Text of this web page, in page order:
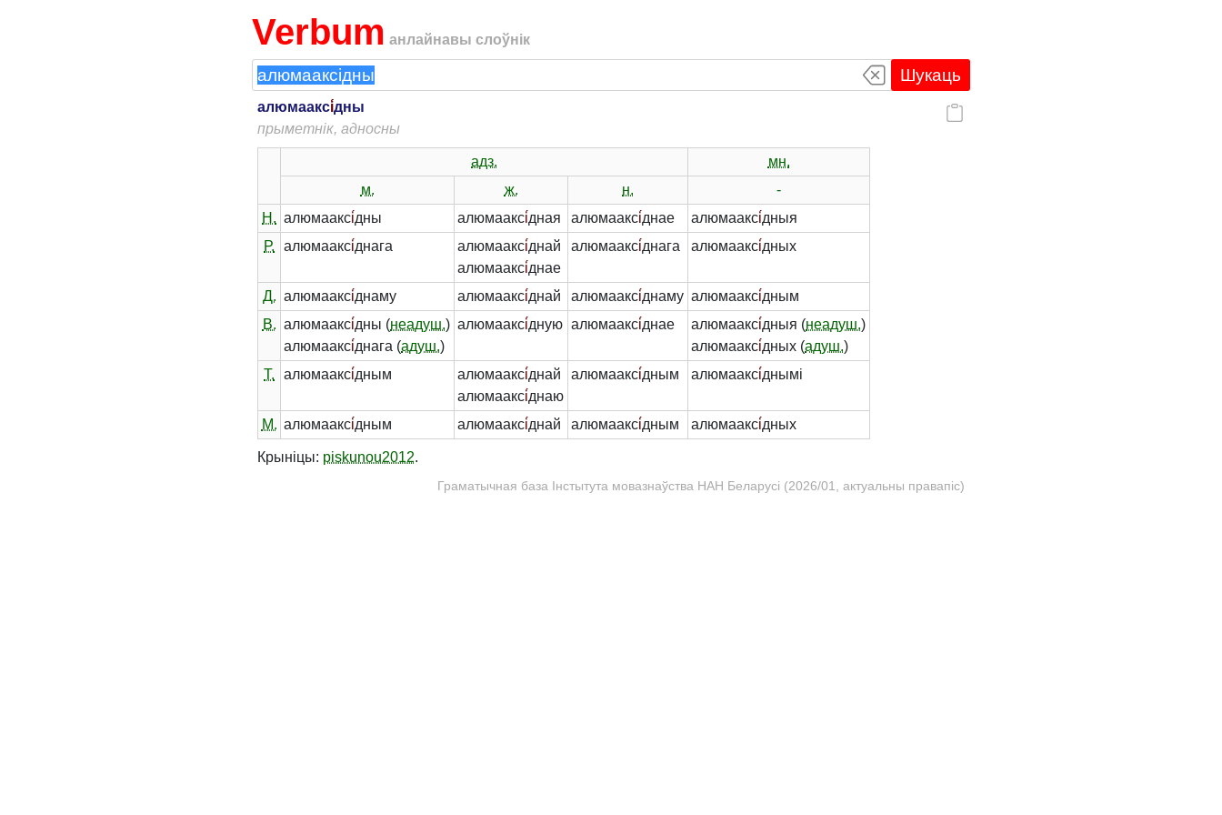
Verbum анлайнавы слоўнік
Шукаць
алюмааксі́дны
прыметнік, адносны
адз.
мн.
м.
ж. н.
-
Н. алюмааксі́дны алюмааксі́дная алюмааксі́днае алюмааксі́дныя
Р.
алюмааксі́днага алюмааксі́днай
алюмааксі́днае
алюмааксі́днага алюмааксі́дных
Д. алюмааксі́днаму алюмааксі́днай алюмааксі́днаму алюмааксі́дным
В. алюмааксі́дны (неадуш.)
алюмааксі́днага (адуш.)
алюмааксі́дную алюмааксі́днае алюмааксі́дныя (неадуш.)
алюмааксі́дных (адуш.)
Т.
алюмааксі́дным алюмааксі́днай
алюмааксі́днаю
алюмааксі́дным алюмааксі́днымі
М. алюмааксі́дным алюмааксі́днай алюмааксі́дным алюмааксі́дных
Крыніцы: piskunou2012.
Граматычная база Інстытута мовазнаўства НАН Беларусі (2026/01, актуальны правапіс)